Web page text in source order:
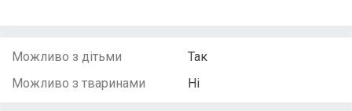
Можливо з дітьми
Так
Можливо з тваринами
Ні